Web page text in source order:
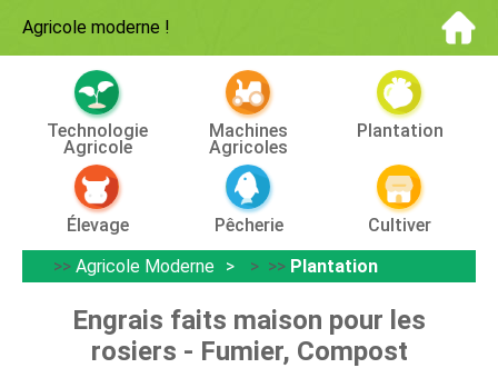
Agricole moderne !
Technologie
Agricole
Machines
Agricoles
Plantation
Élevage Pêcherie
Cultiver
>> Agricole Moderne > >> Plantation
Engrais faits maison pour les
rosiers - Fumier, Compost